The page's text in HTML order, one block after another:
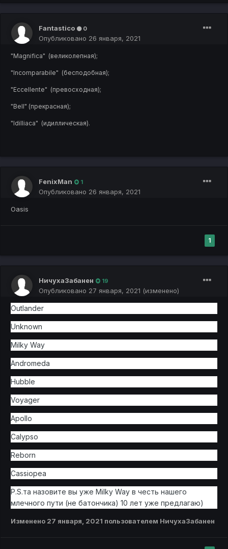
Fantastico 0
Опубликовано 26 января, 2021
"Magnifica" (великолепная);
"Incomparabile" (бесподобная);
"Eccellente" (превосходная);
"Bell" (прекрасная);
"Idilliaca" (идиллическая).
FenixMan 1
Опубликовано 26 января, 2021
Oasis
1
НичухаЗабанен 19
Опубликовано 27 января, 2021 (изменено)
Outlander
Unknown
Milky Way
Andromeda
Hubble
Voyager
Apollo
Calypso
Reborn
Cassiopea
P.S.та назовите вы уже Milky Way в честь нашего
млечного пути (не батончика) 10 лет уже предлагаю)
Изменено 27 января, 2021 пользователем НичухаЗабанен